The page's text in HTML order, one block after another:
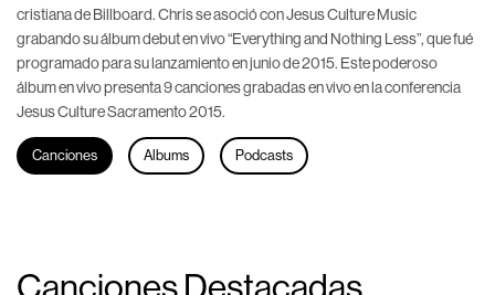
cristiana de Billboard. Chris se asoció con Jesus Culture Music
grabando su álbum debut en vivo “Everything and Nothing Less”, que fué
programado para su lanzamiento en junio de 2015. Este poderoso
álbum en vivo presenta 9 canciones grabadas en vivo en la conferencia
Jesus Culture Sacramento 2015.
Canciones Albums Podcasts